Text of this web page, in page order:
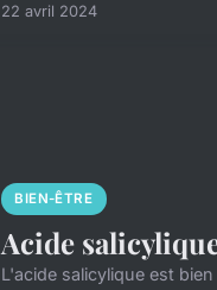
22 avril 2024
BIEN-ÊTRE
Acide
L'acide salicylique est